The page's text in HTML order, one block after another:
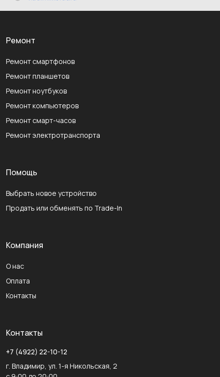
Ремонт
Ремонт смартфонов
Ремонт планшетов
Ремонт ноутбуков
Ремонт компьютеров
Ремонт смарт-часов
Ремонт электротранспорта
Помощь
Выбрать новое устройство
Продать или обменять по Trade-In
Компания
О нас
Оплата
Контакты
Контакты
+7 (4922) 22-10-12
г. Владимир, ул. 1-я Никольская, 2